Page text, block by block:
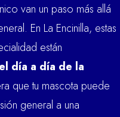
van un paso más allá
En La Encinilla, estas
están
día a día de la
que tu mascota puede
general a una